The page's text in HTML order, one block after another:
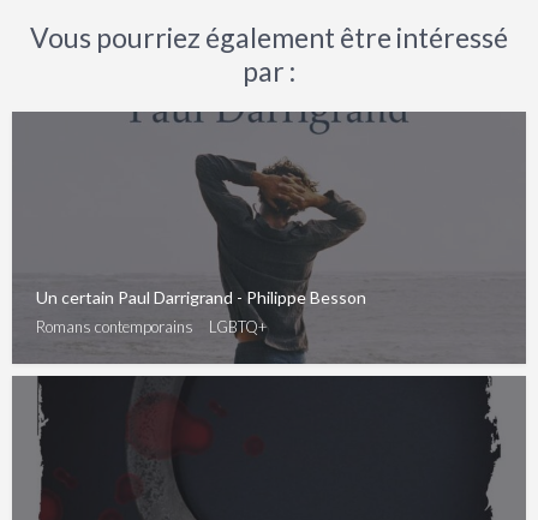
Vous pourriez également être intéressé
par :
Un certain Paul Darrigrand - Philippe Besson
Romans contemporains LGBTQ+